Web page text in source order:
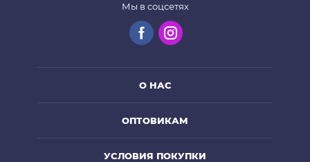
Мы в соцсетях
О НАС
ОПТОВИКАМ
УСЛОВИЯ ПОКУПКИ